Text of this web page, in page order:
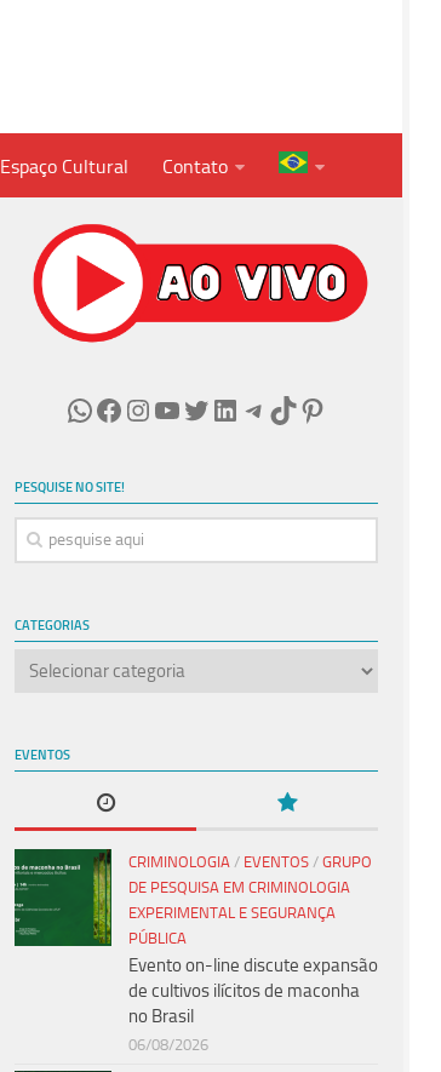
Espaço Cultural Contato
WhatsApp
Facebook
Instagram
Youtube
Twitter
LinkedIn
Telegram
TikTokPinterest
PESQUISE NO SITE!
CATEGORIAS
Categorias
EVENTOS
CRIMINOLOGIA / EVENTOS / GRUPO
DE PESQUISA EM CRIMINOLOGIA
EXPERIMENTAL E SEGURANÇA
PÚBLICA
Evento on-line discute expansão
de cultivos ilícitos de maconha
no Brasil
06/08/2026